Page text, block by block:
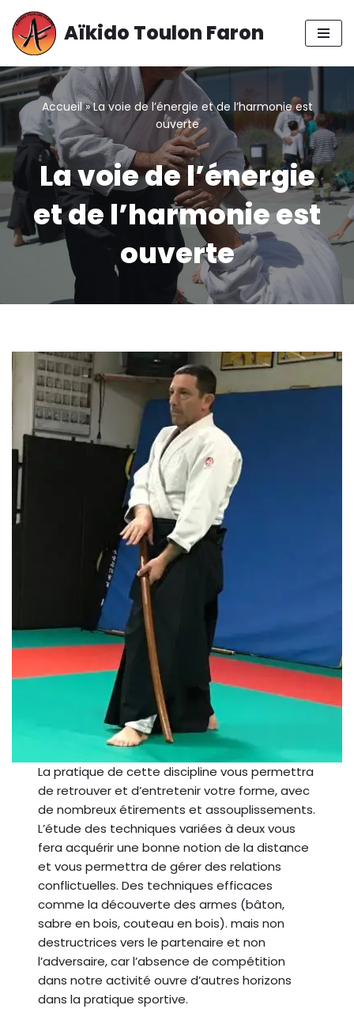
Aller
contenu
Aïkido Toulon Faron
Accueil»La voie de l’énergie et de l’harmonie est
ouverte
La voie de l’énergie
et de l’harmonie est
ouverte
La pratique de cette discipline vous permettra
de retrouver et d’entretenir votre forme, avec
de nombreux étirements et assouplissements.
L’étude des techniques variées à deux vous
fera acquérir une bonne notion de la distance
et vous permettra de gérer des relations
conflictuelles. Des techniques efficaces
comme la découverte des armes (bâton,
sabre en bois, couteau en bois). mais non
destructrices vers le partenaire et non
l’adversaire, car l’absence de compétition
dans notre activité ouvre d’autres horizons
dans la pratique sportive.